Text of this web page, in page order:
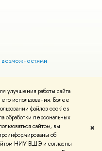
улучшения работы сайта
использования. Более
файлов cookies
обработки персональных
сайтом, вы
об
НИУ ВШЭ и согласны
✖
Условия использования